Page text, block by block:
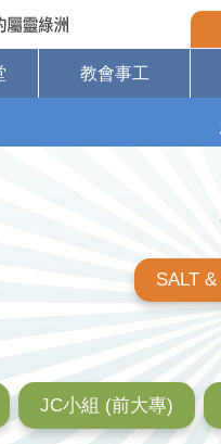
教會事工
SALT
JC小組 (前大專)